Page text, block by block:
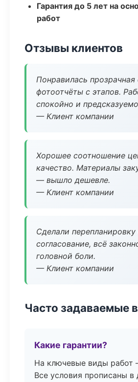
Гарантия до 5 лет на
работ
Отзывы клиентов
Понравилась прозрачная
фотоотчёты с этапов.
спокойно и
— Клиент компании
Хорошее соотношение
качество. Материалы
— вышло дешевле.
— Клиент компании
Сделали перепланировку
согласование, всё
головной боли.
— Клиент компании
Часто задаваемые
Какие гарантии?
На ключевые виды работ
Все условия прописаны в